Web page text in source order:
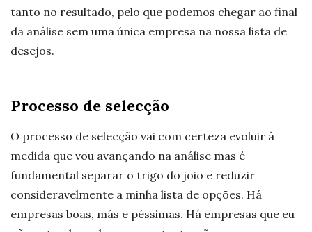
tanto no resultado, pelo que podemos chegar ao final
da análise sem uma única empresa na nossa lista de
desejos.
Processo de selecção
O processo de selecção vai com certeza evoluir à
medida que vou avançando na análise mas é
fundamental separar o trigo do joio e reduzir
consideravelmente a minha lista de opções. Há
empresas boas, más e péssimas. Há empresas que eu